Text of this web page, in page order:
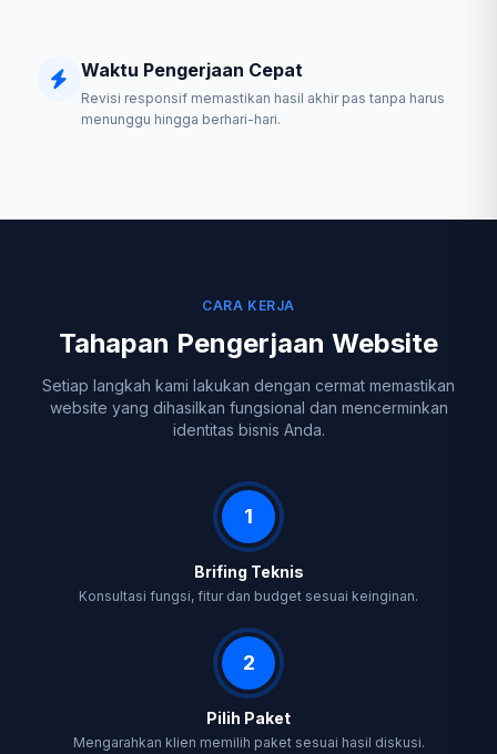
Waktu Pengerjaan Cepat
Revisi responsif memastikan hasil akhir pas tanpa harus
menunggu hingga berhari-hari.
CARA KERJA
Tahapan Pengerjaan Website
Setiap langkah kami lakukan dengan cermat memastikan
website yang dihasilkan fungsional dan mencerminkan
identitas bisnis Anda.
1
Brifing Teknis
Konsultasi fungsi, fitur dan budget sesuai keinginan.
2
Pilih Paket
Mengarahkan klien memilih paket sesuai hasil diskusi.